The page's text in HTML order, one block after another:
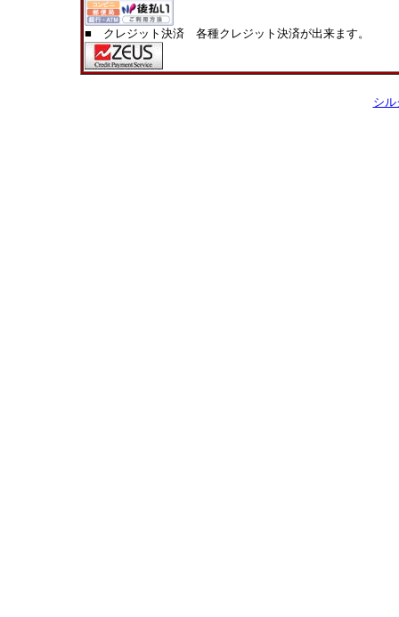
■ クレジット決済 各種クレジット決済が出来ます。
シ